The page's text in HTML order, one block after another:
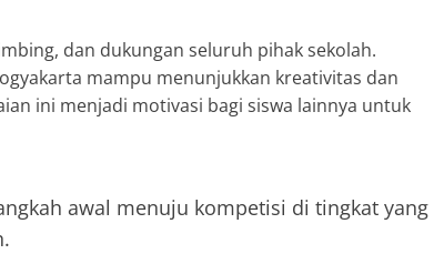
dan dukungan seluruh pihak sekolah.
mampu menunjukkan kreativitas dan
ini menjadi motivasi bagi siswa lainnya untuk
awal menuju kompetisi di tingkat yang